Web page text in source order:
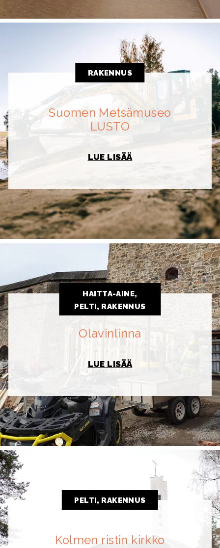
RAKENNUS
Suomen Metsämuseo
LUSTO
LUE LISÄÄ
HAITTA-AINE,
PELTI, RAKENNUS
Olavinlinna
LUE LISÄÄ
PELTI, RAKENNUS
Kolmen ristin kirkko